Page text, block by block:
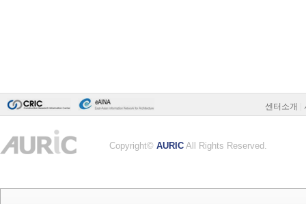
센터소개
Copyright© AURIC All Rights Reserved.